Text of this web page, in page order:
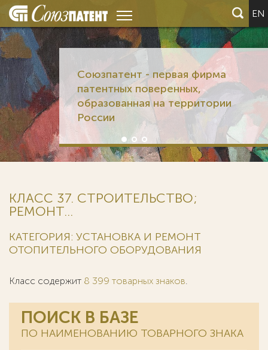
EN
Союзпатент - первая фирма
патентных поверенных,
образованная на территории
России
КЛАСС 37. СТРОИТЕЛЬСТВО;
РЕМОНТ...
КАТЕГОРИЯ: УСТАНОВКА И РЕМОНТ
ОТОПИТЕЛЬНОГО ОБОРУДОВАНИЯ
Класс содержит 8 399 товарных знаков.
ПОИСК В БАЗЕ
ПО НАИМЕНОВАНИЮ ТОВАРНОГО ЗНАКА